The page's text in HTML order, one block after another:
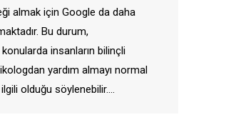
almak için Google da daha
Bu durum,
insanların bilinçli
yardım almayı normal
olduğu söylenebilir.…